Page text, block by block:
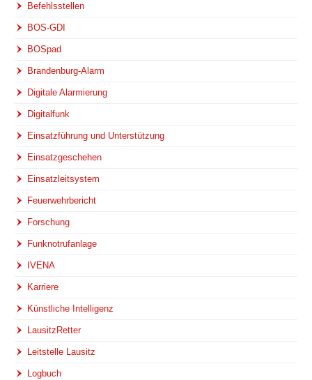
Befehlsstellen
BOS-GDI
BOSpad
Brandenburg-Alarm
Digitale Alarmierung
Digitalfunk
Einsatzführung und Unterstützung
Einsatzgeschehen
Einsatzleitsystem
Feuerwehrbericht
Forschung
Funknotrufanlage
IVENA
Karriere
Künstliche Intelligenz
LausitzRetter
Leitstelle Lausitz
Logbuch